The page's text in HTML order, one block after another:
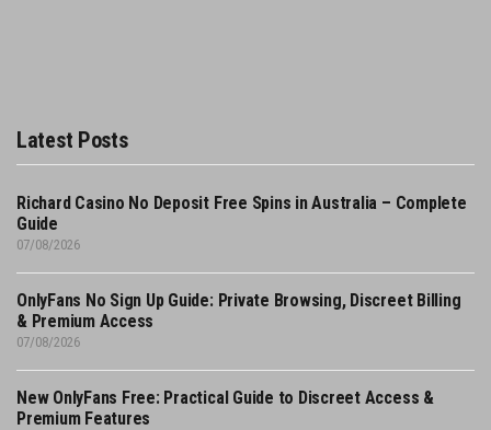
Latest Posts
Richard Casino No Deposit Free Spins in Australia – Complete
Guide
07/08/2026
OnlyFans No Sign Up Guide: Private Browsing, Discreet Billing
& Premium Access
07/08/2026
New OnlyFans Free: Practical Guide to Discreet Access &
Premium Features